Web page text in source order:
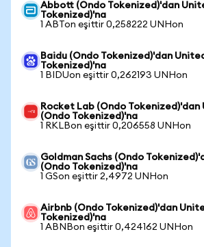
Abbott (Ondo Tokenized)'dan
Tokenized)'na
1 ABTon eşittir 0,258222 UNHon
Baidu (Ondo Tokenized)'dan
Tokenized)'na
1 BIDUon eşittir 0,262193 UNHon
Rocket Lab (Ondo
(Ondo Tokenized)'na
1 RKLBon eşittir 0,206558 UNHon
Goldman Sachs (Ondo
(Ondo Tokenized)'na
1 GSon eşittir 2,4972 UNHon
Airbnb (Ondo Tokenized)'dan
Tokenized)'na
1 ABNBon eşittir 0,424162 UNHon